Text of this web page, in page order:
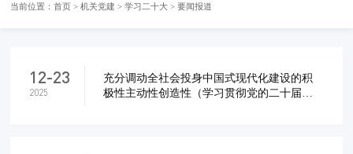
当前位置：首页 >机关党建 >学习二十大 >要闻报道
12-23
2025
充分调动全社会投身中国式现代化建设的积
极性主动性创造性（学习贯彻党的二十届四